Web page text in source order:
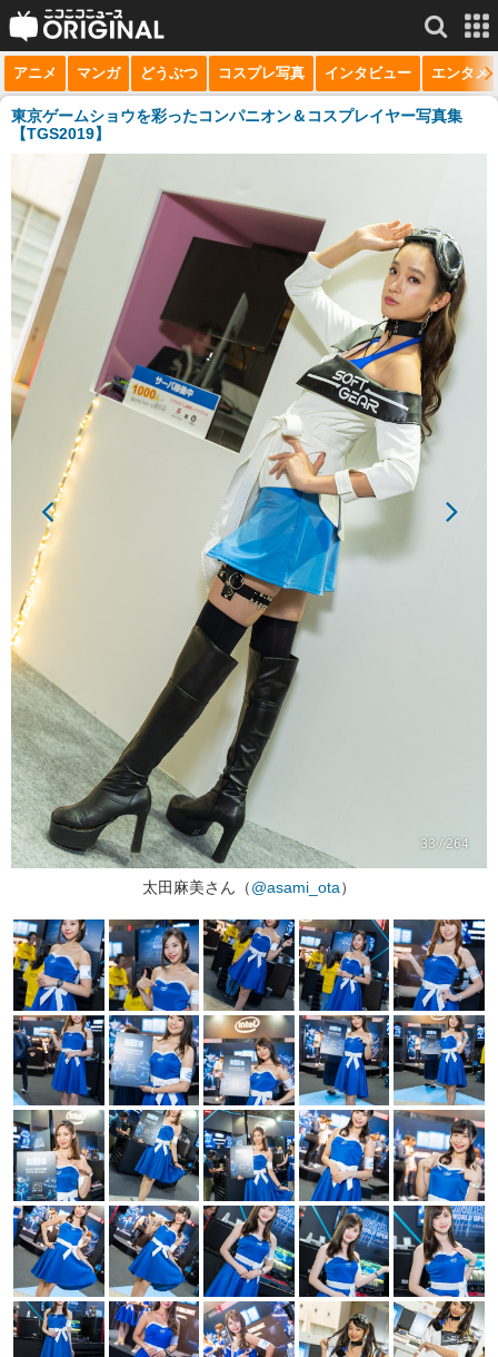
サービス一覧 もっと見る
niconico
生放送
ニュース
チャンネル
ニコニコQ
アニメ マンガ どうぶつ コスプレ写真 インタビュー エンタメ
東京ゲームショウを彩ったコンパニオン＆コスプレイヤー写真集
【TGS2019】
33 / 264
太田麻美さん（@asami_ota）